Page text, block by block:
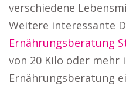
verschiedene
Weitere interessante
Ernährungsberatung
von 20 Kilo oder mehr
Ernährungsberatung